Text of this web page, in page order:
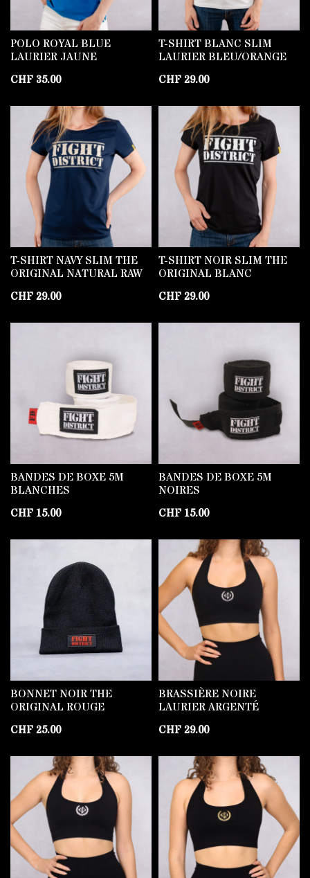
POLO ROYAL BLUE
LAURIER JAUNE
CHF 35.00
T-SHIRT BLANC SLIM
LAURIER BLEU/ORANGE
CHF29.00
T-SHIRT NAVY SLIM THE
ORIGINAL NATURAL RAW
CHF29.00
T-SHIRT NOIR SLIM THE
ORIGINAL BLANC
CHF29.00
BANDES DE BOXE 5M
BLANCHES
CHF 15.00
BANDES DE BOXE 5M
NOIRES
CHF 15.00
BONNET NOIR THE
ORIGINAL ROUGE
CHF25.00
BRASSIÈRE NOIRE
LAURIER ARGENTÉ
CHF29.00